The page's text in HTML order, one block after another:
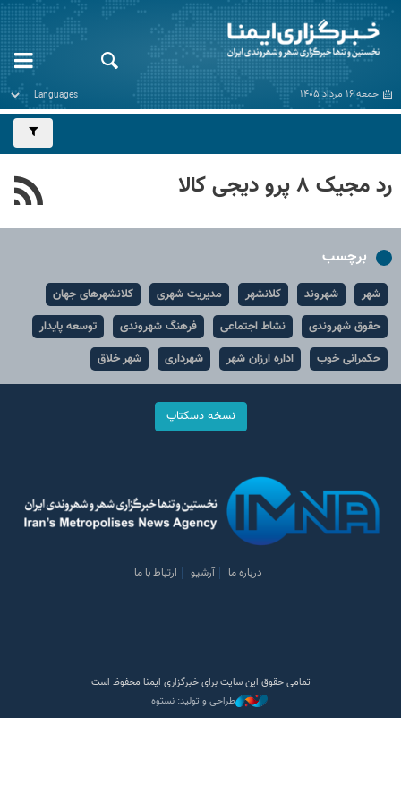
جمعه ۱۶ مرداد ۱۴۰۵
رد مجیک ۸ پرو دیجی کالا
برچسب
شهر شهروند کلانشهر مدیریت شهری
کلانشهرهای جهان
حقوق شهروندی
نشاط اجتماعی فرهنگ شهروندی
توسعه پایدار
حکمرانی خوب
اداره ارزان شهر شهرداری شهر خلاق
نسخه دسکتاپ
درباره ما آرشیو ارتباط با ما
تمامی حقوق این سایت برای خبرگزاری ایمنا محفوظ است
طراحی و تولید: نستوه